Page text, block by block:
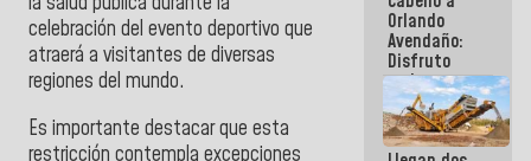
celebración del evento deportivo que
atraerá a visitantes de diversas
regiones del mundo.
Es importante destacar que esta
restricción contempla excepciones
Orlando
Avendaño:
Disfruto
cada vez
que escribes
porque lo
que haces